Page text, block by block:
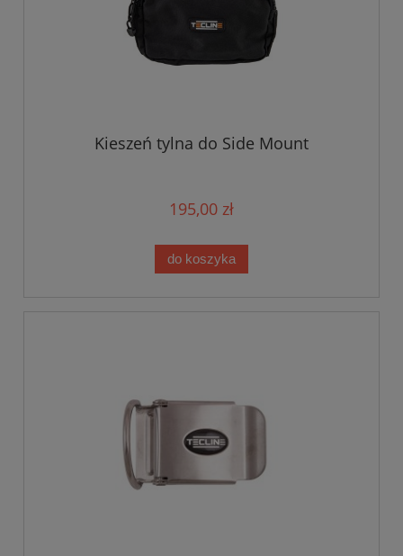
Kieszeń tylna do Side Mount
195,00 zł
do koszyka